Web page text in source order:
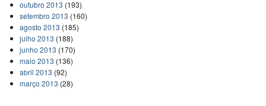
outubro 2013 (193)
setembro 2013 (160)
agosto 2013 (185)
julho 2013 (188)
junho 2013 (170)
maio 2013 (136)
abril 2013 (92)
março 2013 (28)